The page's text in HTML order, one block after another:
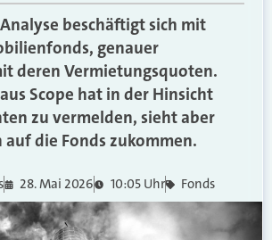
beschäftigt sich mit
genauer
deren Vermietungsquoten.
Scope hat in der Hinsicht
zu vermelden, sieht aber
auf die Fonds zukommen.
28. Mai 2026 10:05 Uhr Fonds